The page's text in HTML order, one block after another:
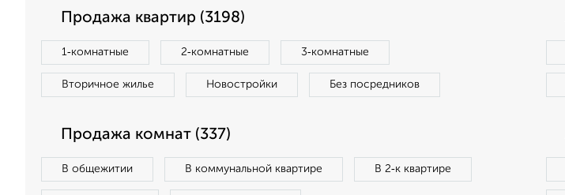
Продажа квартир (3198)
1‑комнатные 2‑комнатные 3‑комнатные
Вторичное жилье Новостройки Без посредников
Продажа комнат (337)
В общежитии В коммунальной квартире В 2‑к квартире